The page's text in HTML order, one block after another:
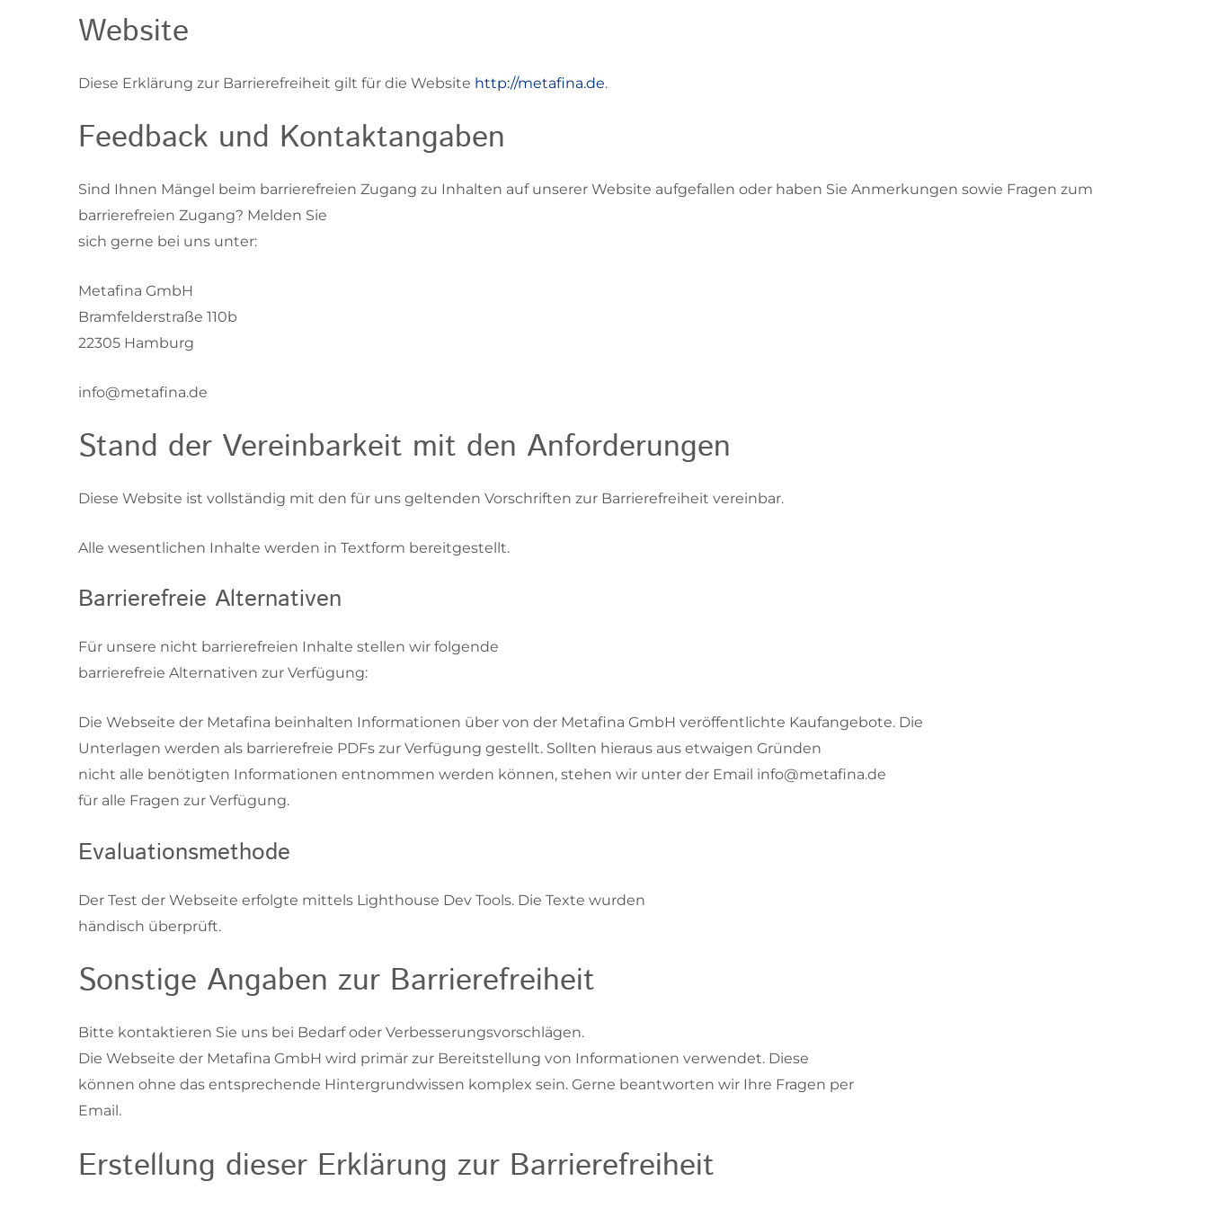
Website
Diese Erklärung zur Barrierefreiheit gilt für die Website http://metafina.de.
Feedback und Kontaktangaben
Sind Ihnen Mängel beim barrierefreien Zugang zu Inhalten auf unserer Website aufgefallen oder haben Sie Anmerkungen sowie Fragen zum
barrierefreien Zugang? Melden Sie
sich gerne bei uns unter:
Metafina GmbH
Bramfelderstraße 110b
22305 Hamburg
info@metafina.de
Stand der Vereinbarkeit mit den Anforderungen
Diese Website ist vollständig mit den für uns geltenden Vorschriften zur Barrierefreiheit vereinbar.
Alle wesentlichen Inhalte werden in Textform bereitgestellt.
Barrierefreie Alternativen
Für unsere nicht barrierefreien Inhalte stellen wir folgende
barrierefreie Alternativen zur Verfügung:
Die Webseite der Metafina beinhalten Informationen über von der Metafina GmbH veröffentlichte Kaufangebote. Die
Unterlagen werden als barrierefreie PDFs zur Verfügung gestellt. Sollten hieraus aus etwaigen Gründen
nicht alle benötigten Informationen entnommen werden können, stehen wir unter der Email info@metafina.de
für alle Fragen zur Verfügung.
Evaluationsmethode
Der Test der Webseite erfolgte mittels Lighthouse Dev Tools. Die Texte wurden
händisch überprüft.
Sonstige Angaben zur Barrierefreiheit
Bitte kontaktieren Sie uns bei Bedarf oder Verbesserungsvorschlägen.
Die Webseite der Metafina GmbH wird primär zur Bereitstellung von Informationen verwendet. Diese
können ohne das entsprechende Hintergrundwissen komplex sein. Gerne beantworten wir Ihre Fragen per
Email.
Erstellung dieser Erklärung zur Barrierefreiheit